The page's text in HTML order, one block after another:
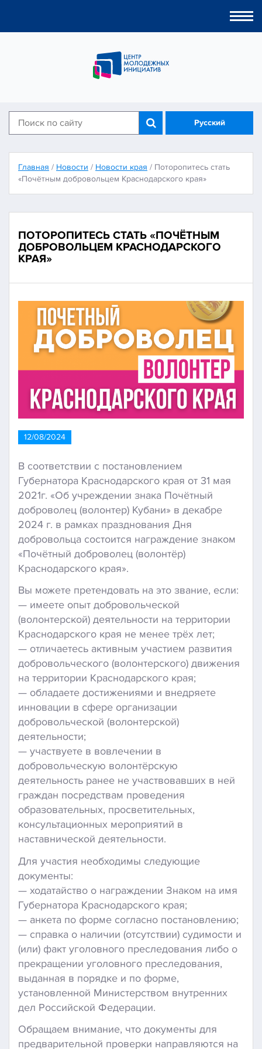
Русский
Главная / Новости / Новости края / Поторопитесь стать
«Почётным добровольцем Краснодарского края»
ПОТОРОПИТЕСЬ СТАТЬ «ПОЧЁТНЫМ
ДОБРОВОЛЬЦЕМ КРАСНОДАРСКОГО
КРАЯ»
12/08/2024
В соответствии с постановлением
Губернатора Краснодарского края от 31 мая
2021г. «Об учреждении знака Почётный
доброволец (волонтер) Кубани» в декабре
2024 г. в рамках празднования Дня
добровольца состоится награждение знаком
«Почётный доброволец (волонтёр)
Краснодарского края».
Вы можете претендовать на это звание, если:
— имеете опыт добровольческой
(волонтерской) деятельности на территории
Краснодарского края не менее трёх лет;
— отличаетесь активным участием развития
добровольческого (волонтерского) движения
на территории Краснодарского края;
— обладаете достижениями и внедряете
инновации в сфере организации
добровольческой (волонтерской)
деятельности;
— участвуете в вовлечении в
добровольческую волонтёрскую
деятельность ранее не участвовавших в ней
граждан посредствам проведения
образовательных, просветительных,
консультационных мероприятий в
наставнической деятельности.
Для участия необходимы следующие
документы:
— ходатайство о награждении Знаком на имя
Губернатора Краснодарского края;
— анкета по форме согласно постановлению;
— справка о наличии (отсутствии) судимости и
(или) факт уголовного преследования либо о
прекращении уголовного преследования,
выданная в порядке и по форме,
установленной Министерством внутренних
дел Российской Федерации.
Обращаем внимание, что документы для
предварительной проверки направляются на